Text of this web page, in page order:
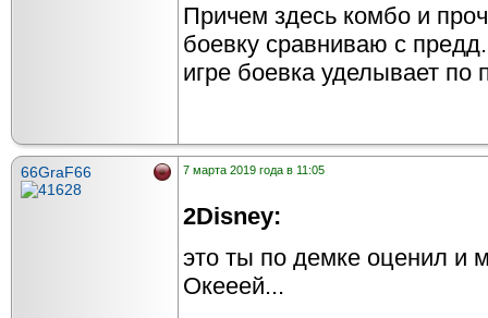
Причем здесь комбо и
боевку сравниваю с
игре боевка уделывает по
66GraF66 7 марта 2019 года в 11:05
2Disney:
это ты по демке оценил и
Окееей...